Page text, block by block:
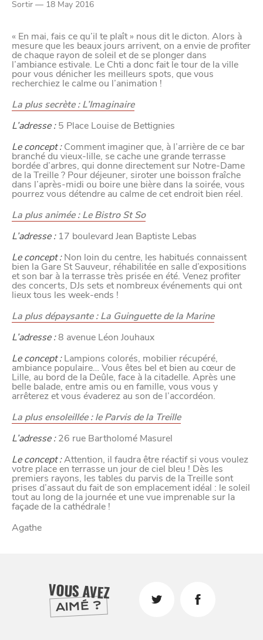
Sortir — 18 May 2016
« En mai, fais ce qu’il te plaît » nous dit le dicton. Alors à
mesure que les beaux jours arrivent, on a envie de profiter
de chaque rayon de soleil et de se plonger dans
l’ambiance estivale. Le Chti a donc fait le tour de la ville
pour vous dénicher les meilleurs spots, que vous
recherchiez le calme ou l’animation !
La plus secrète : L’Imaginaire
L’adresse :5 Place Louise de Bettignies
Le concept :Comment imaginer que, à l’arrière de ce bar
branché du vieux-lille, se cache une grande terrasse
bordée d’arbres, qui donne directement sur Notre-Dame
de la Treille ? Pour déjeuner, siroter une boisson fraîche
dans l’après-midi ou boire une bière dans la soirée, vous
pourrez vous détendre au calme de cet endroit bien réel.
La plus animée : Le Bistro St So
L’adresse :17 boulevard Jean Baptiste Lebas
Le concept :Non loin du centre, les habitués connaissent
bien la Gare St Sauveur, réhabilitée en salle d’expositions
et son bar à la terrasse très prisée en été. Venez profiter
des concerts, DJs sets et nombreux événements qui ont
lieux tous les week-ends !
La plus dépaysante : La Guinguette de la Marine
L’adresse :8 avenue Léon Jouhaux
Le concept :Lampions colorés, mobilier récupéré,
ambiance populaire… Vous êtes bel et bien au cœur de
Lille, au bord de la Deûle, face à la citadelle. Après une
belle balade, entre amis ou en famille, vous vous y
arrêterez et vous évaderez au son de l’accordéon.
La plus ensoleillée : le Parvis de la Treille
L’adresse :26 rue Bartholomé Masurel
Le concept :Attention, il faudra être réactif si vous voulez
votre place en terrasse un jour de ciel bleu ! Dès les
premiers rayons, les tables du parvis de la Treille sont
prises d’assaut du fait de son emplacement idéal : le soleil
tout au long de la journée et une vue imprenable sur la
façade de la cathédrale !
Agathe
VOUS AVEZ
AIMÉ ?
VIVRE
dans
le NORD
Paramètres de
confidentialité
Afin de faciliter votre navigation et de vous
des cookies pour améliorer le site aux besoins des
visiteurs, notamment selon la fréquentation.
Nos politique de confidentialité